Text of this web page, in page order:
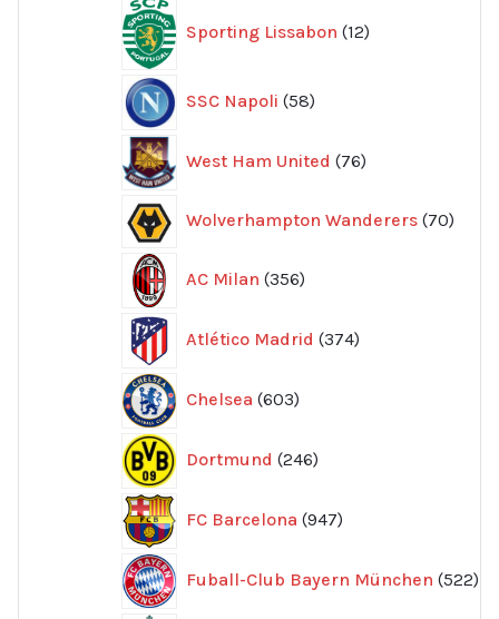
Sporting Lissabon 12produkter
SSC Napoli 58
produkter
West Ham United 76
produkter
Wolverhampton Wanderers 70
AC Milan 356
produkter
Atlético Madrid 374
produkter
Chelsea 603
produkter
Dortmund 246
produkter
FC Barcelona 947
produkter
Fuball-Club Bayern München 522